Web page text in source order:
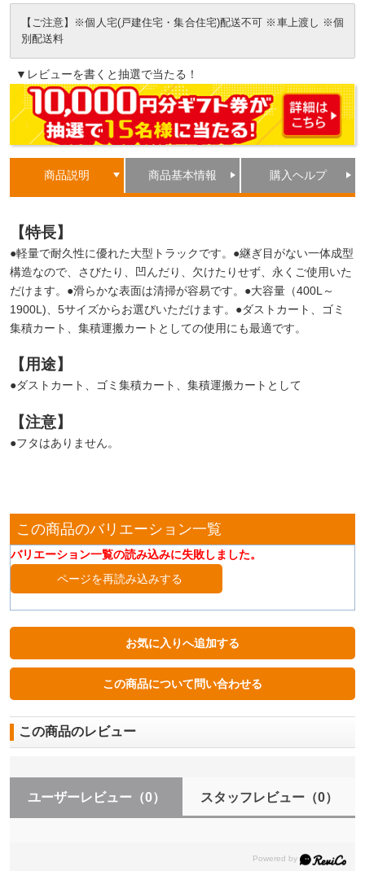
【ご注意】※個人宅(戸建住宅・集合住宅)配送不可 ※車上渡し ※個
別配送料
▼レビューを書くと抽選で当たる！
商品説明 商品基本情報 購入ヘルプ
【特長】
●軽量で耐久性に優れた大型トラックです。●継ぎ目がない一体成型
構造なので、さびたり、凹んだり、欠けたりせず、永くご使用いた
だけます。●滑らかな表面は清掃が容易です。●大容量（400L～
1900L)、5サイズからお選びいただけます。●ダストカート、ゴミ
集積カート、集積運搬カートとしての使用にも最適です。
【用途】
●ダストカート、ゴミ集積カート、集積運搬カートとして
【注意】
●フタはありません。
この商品のバリエーション一覧
バリエーション一覧の読み込みに失敗しました。
ページを再読み込みする
この商品のレビュー
ユーザーレビュー （0） スタッフレビュー（0）